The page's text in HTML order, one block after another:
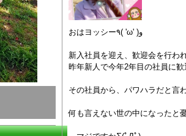
おはヨッシー٩( 'ω' )و
新入社員を迎え、歓迎会を行わ
昨年新人で今年2年目の社員に
その社員から、パワハラだと言
何も言えない世の中になったと